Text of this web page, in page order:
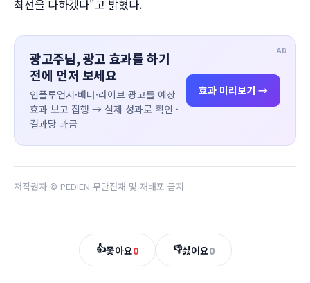
최선을 다하겠다"고 밝혔다.
AD
광고주님, 광고 효과를 하기
전에 먼저 보세요
인플루언서·배너·라이브 광고를 예상
효과 보고 집행 → 실제 성과로 확인 ·
결과당 과금
효과 미리보기 →
저작권자 © PEDIEN 무단전재 및 재배포 금지
👍좋아요0 👎싫어요0